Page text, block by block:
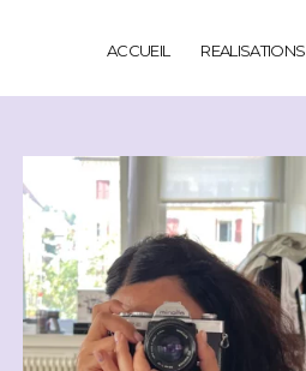
ACCUEIL REALISATIONS